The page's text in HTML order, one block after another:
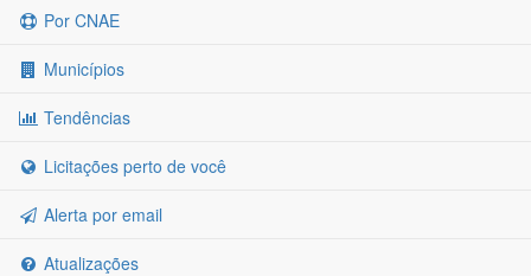
Por CNAE
Municípios
Tendências
Licitações perto de você
Alerta por email
Atualizações